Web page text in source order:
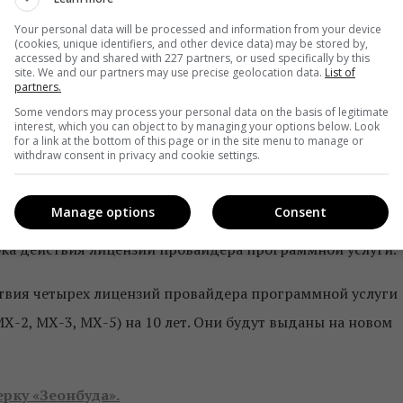
стабильного функционирования Системы
ввод в эксплуатацию передающих станций: 14-ти
станций — в течение четырех месяцев после
об изменении модуляции сигнала с 256 QAM на 64
принятие мер для проверки выполнения
не выполнит их, Национальный совет вправе
действия лицензий провайдера программной услуги.
четырех лицензий провайдера программной услуги
2, МХ-3, МХ-5) на 10 лет. Они будут выданы на новом
«Зеонбуда».
Your personal data will be processed and information from your device
(cookies, unique identifiers, and other device data) may be stored by,
accessed by and shared with 227 partners, or used specifically by this
site. We and our partners may use precise geolocation data. List of
partners.
Some vendors may process your personal data on the basis of legitimate
interest, which you can object to by managing your options below. Look
for a link at the bottom of this page or in the site menu to manage or
withdraw consent in privacy and cookie settings.
Consent
Manage options